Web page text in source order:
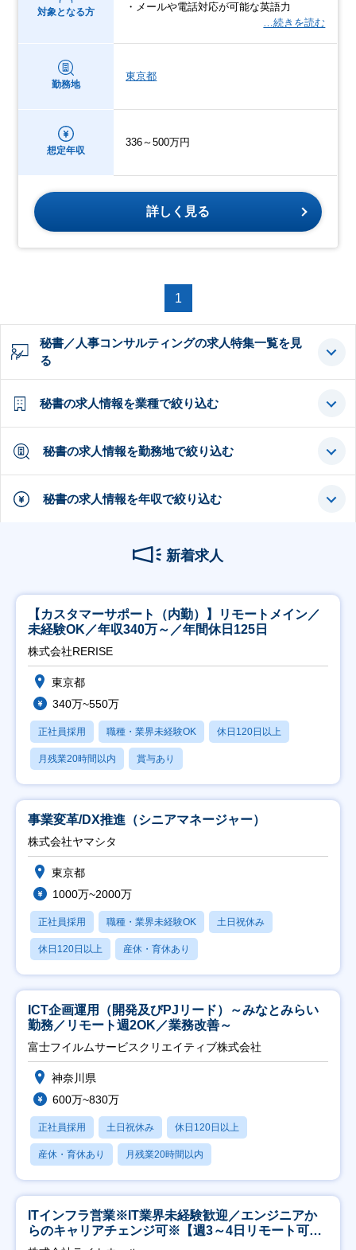
対象となる方
・メールや電話対応が可能な英語力
…続きを読む
勤務地
東京都
想定年収
336～500万円
詳しく見る
1
秘書／人事コンサルティングの求人特集一覧を見
る
秘書の求人情報を業種で絞り込む
秘書の求人情報を勤務地で絞り込む
秘書の求人情報を年収で絞り込む
新着求人
【カスタマーサポート（内勤）】リモートメイン／
未経験OK／年収340万～／年間休日125日
株式会社RERISE
東京都
340万~550万
正社員採用 職種・業界未経験OK 休日120日以上
月残業20時間以内 賞与あり
事業変革/DX推進（シニアマネージャー）
株式会社ヤマシタ
東京都
1000万~2000万
正社員採用 職種・業界未経験OK 土日祝休み
休日120日以上 産休・育休あり
ICT企画運用（開発及びPJリード）～みなとみらい
勤務／リモート週2OK／業務改善～
富士フイルムサービスクリエイティブ株式会社
神奈川県
600万~830万
正社員採用 土日祝休み 休日120日以上
産休・育休あり 月残業20時間以内
ITインフラ営業※IT業界未経験歓迎／エンジニアか
らのキャリアチェンジ可※【週3～4日リモート可
能】